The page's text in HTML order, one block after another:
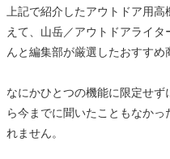
上記で紹介したアウトドア用高
えて、山岳／アウトドアライ
んと編集部が厳選したおすすめ
なにかひとつの機能に限定せ
ら今までに聞いたこともなか
れません。